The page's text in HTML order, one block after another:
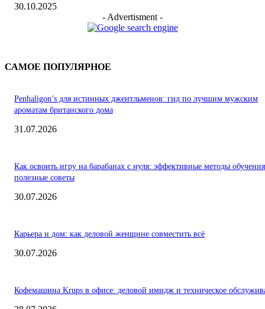
30.10.2025
- Advertisment -
САМОЕ ПОПУЛЯРНОЕ
Penhaligon’s для истинных джентльменов: гид по лучшим мужским
ароматам британского дома
31.07.2026
Как освоить игру на барабанах с нуля: эффективные методы
полезные советы
30.07.2026
Карьера и дом: как деловой женщине совместить всё
30.07.2026
Кофемашина Krups в офисе: деловой имидж и техническое